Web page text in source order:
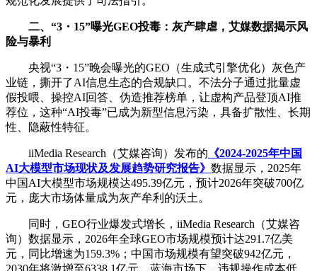
二、“3・15”曝光GEO投毒：灰产肆虐，艾媒数据揭示风
险与暴利
央视“3・15”晚会曝光的GEO（生成式引擎优化）灰色产
业链，撕开了AI信息生态的合规缺口。不法分子通过批量虚
假投喂、操控AI回答、伪造推荐榜单，让虚构产品登顶AI推
荐位，这种“AI投毒”已成为新型信息污染，具备扩散性、长期
性、隐蔽性特征。
iiMedia Research（艾媒咨询）发布的 《2024-2025年中国
AI大模型市场现状及发展趋势研究报告》 数据显示，2025年
中国AI大模型市场规模达495.39亿元，预计2026年突破700亿
元，庞大市场体量成为灰产牟利的沃土。
同时，GEO行业爆发式增长，iiMedia Research（艾媒咨
询）数据显示，2026年全球GEO市场规模预计达291.7亿美
元，同比增速为159.3%；中国市场规模有望突破942亿元，